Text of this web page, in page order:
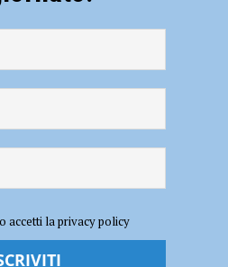
Trento. Anastasi: “Bene la fase
accetti la privacy policy